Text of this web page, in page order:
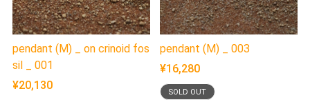
pendant (M) _ on crinoid fos
sil _ 001
¥20,130
pendant (M) _ 003
¥16,280
SOLD OUT